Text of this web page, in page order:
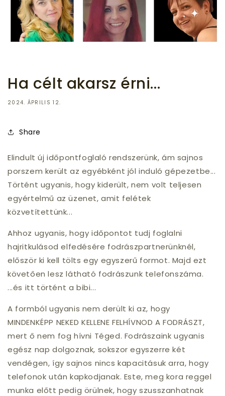
Ha célt akarsz érni...
2024. ÁPRILIS 12.
Share
Elindult új időpontfoglaló rendszerünk, ám sajnos
porszem került az egyébként jól induló gépezetbe...
Történt ugyanis, hogy kiderült, nem volt teljesen
egyértelmű az üzenet, amit felétek
közvetítettünk...
Ahhoz ugyanis, hogy időpontot tudj foglalni
hajritkulásod elfedésére fodrászpartnerünknél,
először ki kell tölts egy egyszerű formot. Majd ezt
követően lesz látható fodrászunk telefonszáma.
...és itt történt a bibi...
A formból ugyanis nem derült ki az, hogy
MINDENKÉPP NEKED KELLENE FELHÍVNOD A FODRÁSZT,
mert ő nem fog hívni Téged. Fodrászaink ugyanis
egész nap dolgoznak, sokszor egyszerre két
vendégen, így sajnos nincs kapacitásuk arra, hogy
telefonok után kapkodjanak. Este, meg kora reggel
munka előtt pedig örülnek, hogy szusszanhatnak